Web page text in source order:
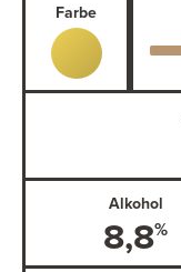
Farbe
Alkohol
8,8